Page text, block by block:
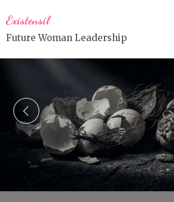
ke
konten
(Tekan
Existensil
Future Woman Leadership
prev